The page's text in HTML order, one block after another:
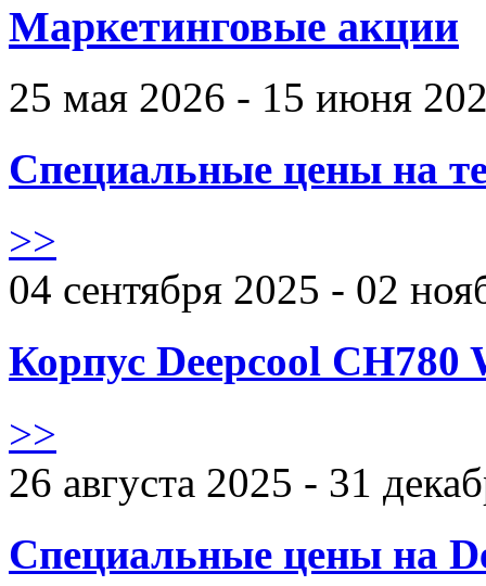
Маркетинговые акции
25 мая 2026 - 15 июня
Специальные цены на
>>
04 сентября 2025 - 02
Корпус Deepcool CH780
>>
26 августа 2025 - 31
Специальные цены на